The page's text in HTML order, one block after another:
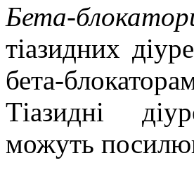
Бета-
тіазидних
бета-
Тіазидні
можуть